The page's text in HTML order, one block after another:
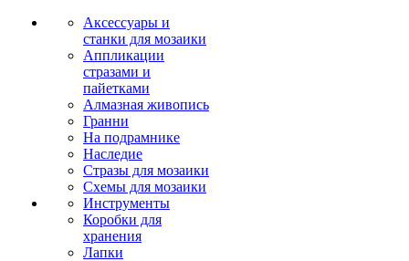
Аксессуары и
станки для мозаики
Аппликации
стразами и
пайетками
Алмазная живопись
Гранни
На подрамнике
Наследие
Стразы для мозаики
Схемы для мозаики
Инструменты
Коробки для
хранения
Лапки